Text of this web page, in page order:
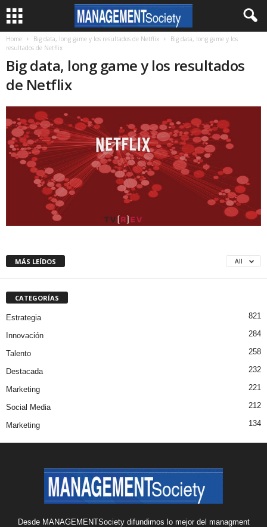
Home Big data, long game y los resultados de Netflix
Big data, long game y los
resultados de Netflix
Big data, long game y los resultados
de Netflix
MÁS LEÍDOS All
CATEGORÍAS
Estrategia 821
Innovación 284
Talento 258
Destacada 232
Marketing 221
Social Media 212
Marketing 134
Desde MANAGEMENTSociety difundimos lo mejor del managment